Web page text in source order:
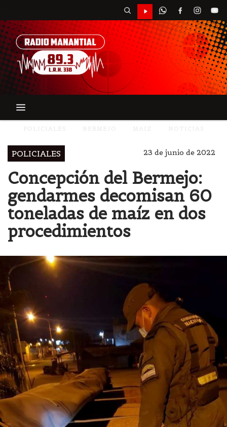
POLICIALES 23 de junio de 2022
Concepción del Bermejo:
gendarmes decomisan 60
toneladas de maíz en dos
procedimientos